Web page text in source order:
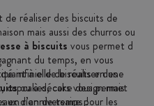
de réaliser des biscuits de
mais aussi des churros ou
à biscuits vous permet de
du temps, en vous
infinie de biscuits en une
ou à décors vous permet
en rien de temps !
à elle de réaliser des
cupcakes, cake design mais
d’anniversaire pour les